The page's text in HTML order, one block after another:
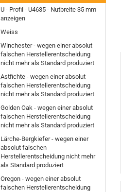
U - Profil - U4635 - Nutbreite 35 mm
anzeigen
Weiss
Winchester - wegen einer absolut
falschen Herstellerentscheidung
nicht mehr als Standard produziert
Astfichte - wegen einer absolut
falschen Herstellerentscheidung
nicht mehr als Standard produziert
Golden Oak - wegen einer absolut
falschen Herstellerentscheidung
nicht mehr als Standard produziert
Lärche-Bergkiefer - wegen einer
absolut falschen
Herstellerentscheidung nicht mehr
als Standard produziert
Oregon - wegen einer absolut
falschen Herstellerentscheidung